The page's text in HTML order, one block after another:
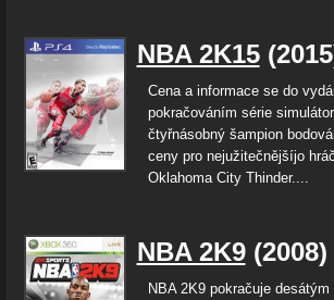
NBA 2K15
Cena a informace se do
pokračováním série
čtyřnásobný šampion
ceny pro nejužitečnějšíjo
Oklahoma City Thinder....
NBA 2K9(2008)
NBA 2K9 pokračuje